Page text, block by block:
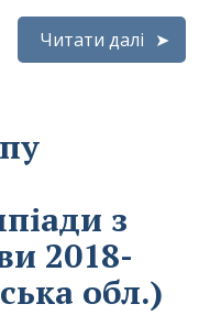
Читати далі
з
2018-
обл.)